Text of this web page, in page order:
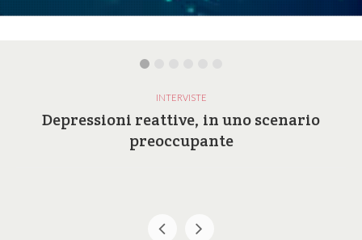
INTERVISTE
Depressioni reattive, in uno scenario
preoccupante